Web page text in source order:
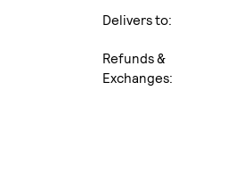
Delivers to:
Refunds &
Exchanges: